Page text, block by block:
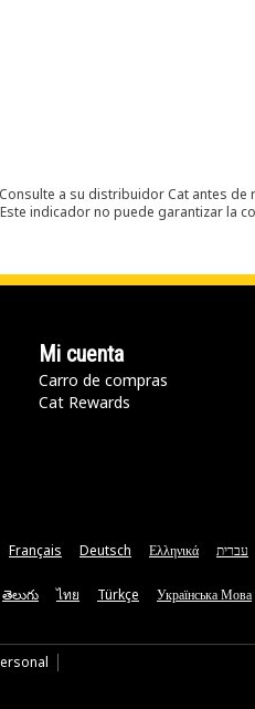
a su distribuidor Cat antes de
indicador no puede garantizar la
Mi cuenta
Carro de compras
Cat Rewards
Français Deutsch Ελληνικά עברית
తెలుగు ไทย Türkçe Українська Мова